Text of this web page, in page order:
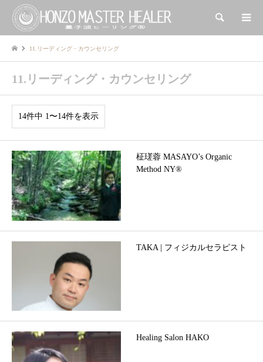
検索
11.リーディング・カウンセリング
11.リーディング・カウンセリング
14件中 1〜14件を表示
柾瑳蓉 MASAYO’s Organic
Method NY®︎
TAKA | フィジカルセラピスト
Healing Salon HAKO